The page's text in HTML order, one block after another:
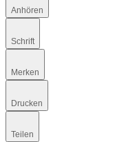
Anhören
Schrift
Merken
Drucken
Teilen